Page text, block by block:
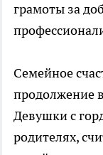
грамоты за
Семейное
продолжение
Девушки с
родителях,